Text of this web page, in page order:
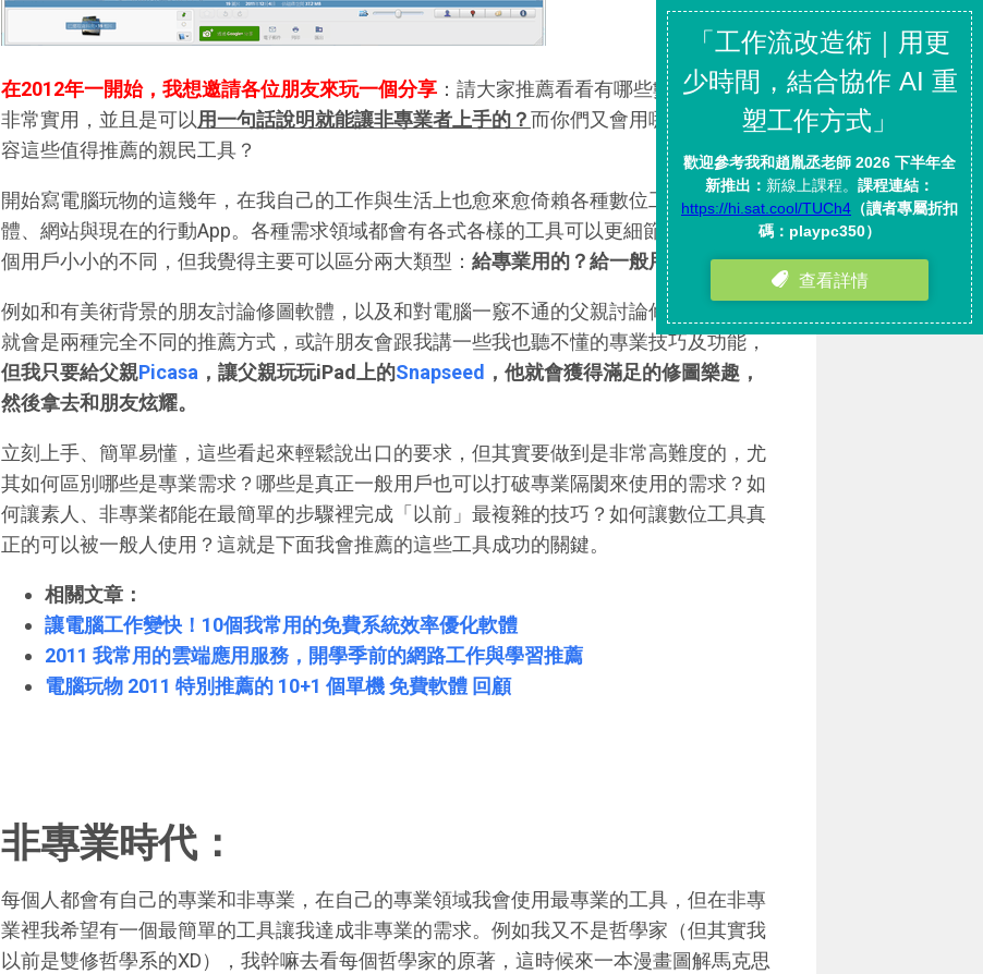
在2012年一開始，我想邀請各位朋友來玩一個分享 ：請大家推薦看看有哪些數位工具不僅
非常實用，並且是可以用一句話說明就能讓非專業者上手的？而你們又會用哪一句話去形
容這些值得推薦的親民工具？
開始寫電腦玩物的這幾年，在我自己的工作與生活上也愈來愈倚賴各種數位工具，包含軟
體、網站與現在的行動App。各種需求領域都會有各式各樣的工具可以更細節的去滿足每
個用戶小小的不同，但我覺得主要可以區分兩大類型： 給專業用的？給一般用戶用的？
例如和有美術背景的朋友討論修圖軟體，以及和對電腦一竅不通的父親討論修圖軟體，那
就會是兩種完全不同的推薦方式，或許朋友會跟我講一些我也聽不懂的專業技巧及功能，
但我只要給父親Picasa ，讓父親玩玩iPad上的Snapseed ，他就會獲得滿足的修圖樂趣，
然後拿去和朋友炫耀。
立刻上手、簡單易懂，這些看起來輕鬆說出口的要求，但其實要做到是非常高難度的，尤
其如何區別哪些是專業需求？哪些是真正一般用戶也可以打破專業隔閡來使用的需求？如
何讓素人、非專業都能在最簡單的步驟裡完成「以前」最複雜的技巧？如何讓數位工具真
正的可以被一般人使用？這就是下面我會推薦的這些工具成功的關鍵。
相關文章：
讓電腦工作變快！10個我常用的免費系統效率優化軟體
2011 我常用的雲端應用服務，開學季前的網路工作與學習推薦
電腦玩物 2011 特別推薦的 10+1 個單機 免費軟體 回顧
非專業時代：
每個人都會有自己的專業和非專業，在自己的專業領域我會使用最專業的工具，但在非專
業裡我希望有一個最簡單的工具讓我達成非專業的需求。例如我又不是哲學家（但其實我
以前是雙修哲學系的XD），我幹嘛去看每個哲學家的原著，這時候來一本漫畫圖解馬克思